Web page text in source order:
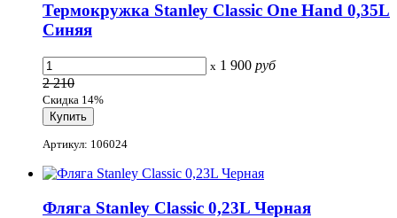
Термокружка Stanley Classic One Hand 0,35L
Синяя
x 1 900 руб
2 210
Скидка 14%
Артикул: 106024
Фляга Stanley Classic 0,23L Черная